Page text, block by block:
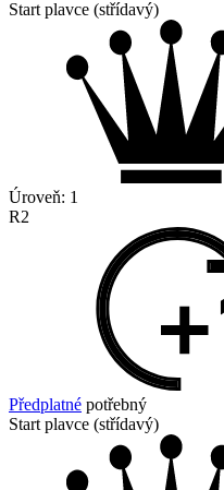
Start plavce (střídavý)
Úroveň: 1
R2
Předplatné potřebný
Start plavce (střídavý)